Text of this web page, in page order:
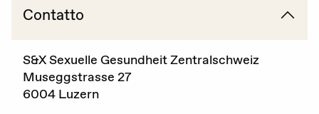
Formazione
Advocacy
Contatto
S&X Sexuelle Gesundheit Zentralschweiz
Museggstrasse 27
6004 Luzern